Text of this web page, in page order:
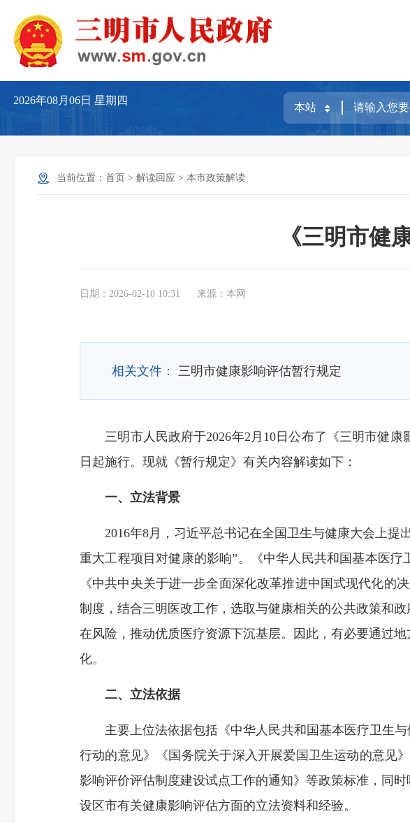
2026年08月06日星期四
当前位置： 首页 > 解读回应 > 本市政策解读
《三明市健
日期：2026-02-10 10:31 来源：本网
相关文件： 三明市健康影响评估暂行规定
三明市人民政府于2026年2月10日公布了《三明市健康
日起施行。现就《暂行规定》有关内容解读如下：
一、立法背景
2016年8月，习近平总书记在全国卫生与健康大会上提
重大工程项目对健康的影响”。《中华人民共和国基本医疗
《中共中央关于进一步全面深化改革推进中国式现代化的
制度，结合三明医改工作，选取与健康相关的公共政策和
在风险，推动优质医疗资源下沉基层。因此，有必要通过
化。
二、立法依据
主要上位法依据包括《中华人民共和国基本医疗卫生与
行动的意见》《国务院关于深入开展爱国卫生运动的意见
影响评价评估制度建设试点工作的通知》等政策标准，同
设区市有关健康影响评估方面的立法资料和经验。